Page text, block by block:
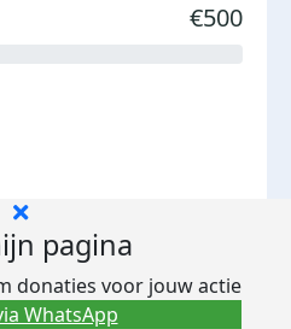
€500
pagina
donaties voor jouw actie
WhatsApp